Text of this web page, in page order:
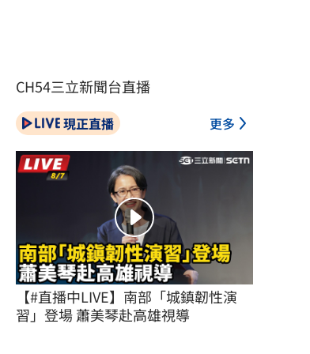
CH54三立新聞台直播
現正直播 更多
【#直播中LIVE】南部「城鎮韌性演
習」登場 蕭美琴赴高雄視導